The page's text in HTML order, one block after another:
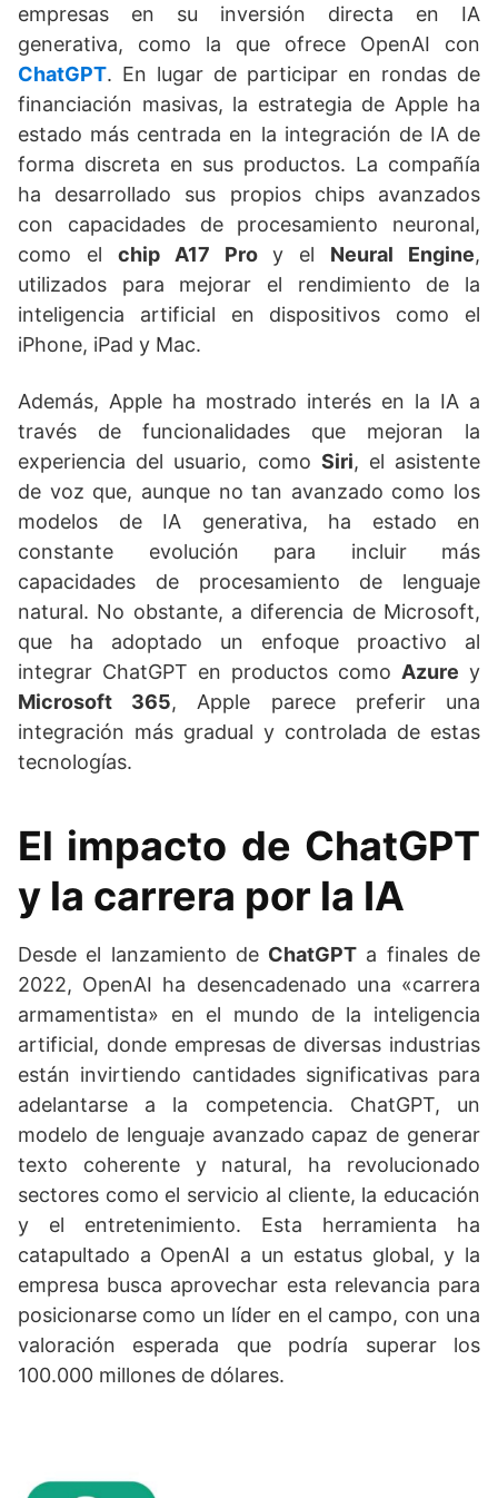
empresas en su inversión directa en IA
generativa, como la que ofrece OpenAI con
ChatGPT. En lugar de participar en rondas de
financiación masivas, la estrategia de Apple ha
estado más centrada en la integración de IA de
forma discreta en sus productos. La compañía
ha desarrollado sus propios chips avanzados
con capacidades de procesamiento neuronal,
como el chip A17 Proy el Neural Engine,
utilizados para mejorar el rendimiento de la
inteligencia artificial en dispositivos como el
iPhone, iPad y Mac.
Además, Apple ha mostrado interés en la IA a
través de funcionalidades que mejoran la
experiencia del usuario, como Siri, el asistente
de voz que, aunque no tan avanzado como los
modelos de IA generativa, ha estado en
constante evolución para incluir más
capacidades de procesamiento de lenguaje
natural. No obstante, a diferencia de Microsoft,
que ha adoptado un enfoque proactivo al
integrar ChatGPT en productos como Azure y
Microsoft 365, Apple parece preferir una
integración más gradual y controlada de estas
tecnologías.
El impacto de ChatGPT
y la carrera por la IA
Desde el lanzamiento de ChatGPT a finales de
2022, OpenAI ha desencadenado una «carrera
armamentista» en el mundo de la inteligencia
artificial, donde empresas de diversas industrias
están invirtiendo cantidades significativas para
adelantarse a la competencia. ChatGPT, un
modelo de lenguaje avanzado capaz de generar
texto coherente y natural, ha revolucionado
sectores como el servicio al cliente, la educación
y el entretenimiento. Esta herramienta ha
catapultado a OpenAI a un estatus global, y la
empresa busca aprovechar esta relevancia para
posicionarse como un líder en el campo, con una
valoración esperada que podría superar los
100.000 millones de dólares.